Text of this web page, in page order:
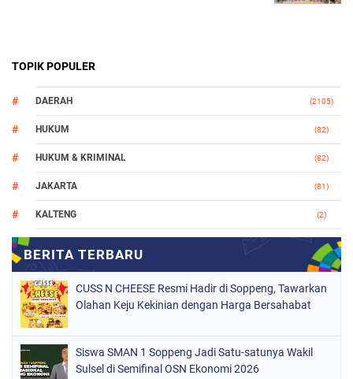
TOPIK POPULER
DAERAH (2105)
HUKUM (82)
HUKUM & KRIMINAL (82)
JAKARTA (81)
KALTENG (2)
(147)
NASIONAL (1021)
ORGANISASI
PERISTIWA
POLITIK (220)
CUSS N CHEESE Resmi Hadir di Soppeng, Tawarkan
Olahan Keju Kekinian dengan Harga Bersahabat
Siswa SMAN 1 Soppeng Jadi Satu-satunya Wakil
Sulsel di Semifinal OSN Ekonomi 2026